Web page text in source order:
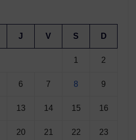
J V S D
1 2
6 7 8 9
13 14 15 16
20 21 22 23